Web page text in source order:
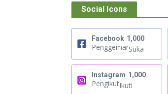
Social Icons
Facebook 1,000
PenggemarSuka
Instagram 1,000
PengikutIkuti